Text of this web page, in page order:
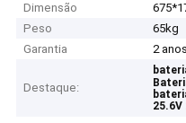
Dimensão
Peso
65kg
Garantia
2 anos
Destaque:
25.6V